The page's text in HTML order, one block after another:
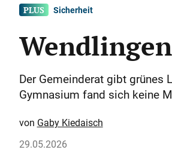
Sicherheit
Der Gemeinderat gibt grünes
Gymnasium fand sich keine
Gaby Kiedaisch
29.05.2026